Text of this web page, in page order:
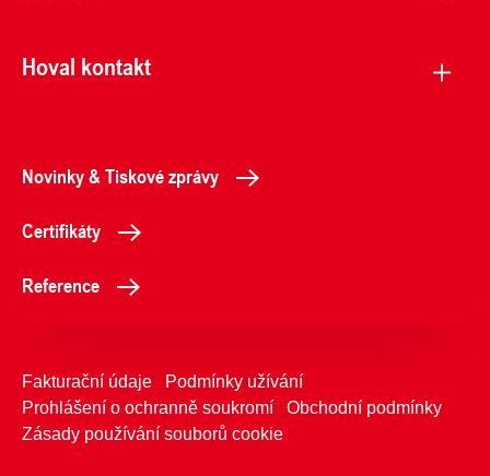
Hoval kontakt
Novinky & Tiskové zprávy
Certifikáty
Reference
Fakturační údaje
Podmínky užívání
Prohlášení o ochranně soukromí
Obchodní podmínky
Zásady používání souborů cookie